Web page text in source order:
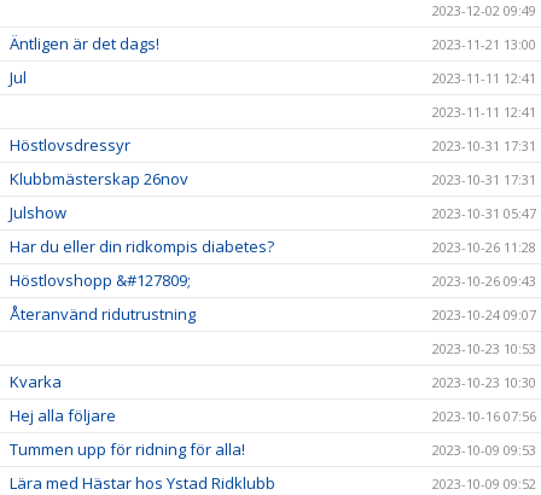
2023-12-02 09:49
Äntligen är det dags! 2023-11-21 13:00
Jul
2023-11-11 12:41
2023-11-11 12:41
Höstlovsdressyr 2023-10-31 17:31
Klubbmästerskap 26nov 2023-10-31 17:31
Julshow 2023-10-31 05:47
Har du eller din ridkompis diabetes? 2023-10-26 11:28
Höstlovshopp &#127809; 2023-10-26 09:43
Återanvänd ridutrustning
2023-10-24 09:07
2023-10-23 10:53
Kvarka 2023-10-23 10:30
Hej alla följare 2023-10-16 07:56
Tummen upp för ridning för alla! 2023-10-09 09:53
Lära med Hästar hos Ystad Ridklubb 2023-10-09 09:52